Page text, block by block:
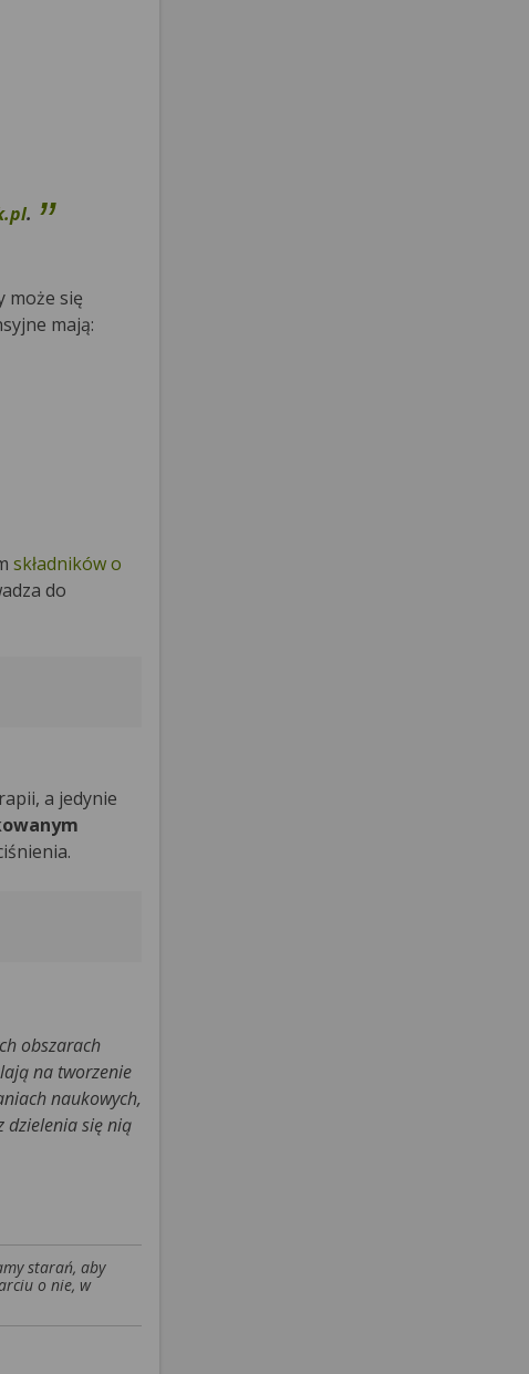
.
może się
mają:
składników o
do
a jedynie
obszarach
na tworzenie
naukowych,
dzielenia się nią
starań, aby
o nie, w